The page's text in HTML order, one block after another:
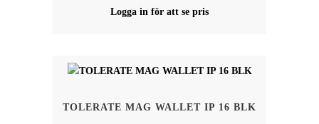
Logga in för att se pris
TOLERATE MAG WALLET IP 16 BLK